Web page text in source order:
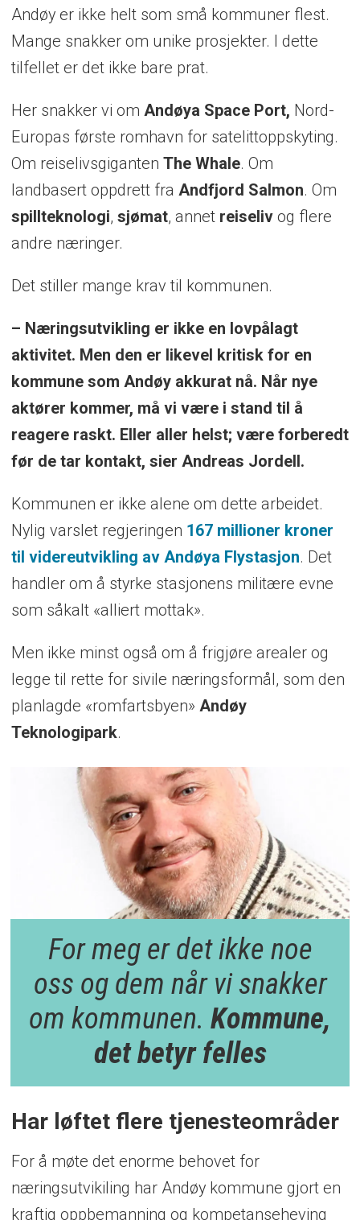
Andøy er ikke helt som små kommuner flest.
Mange snakker om unike prosjekter. I dette
tilfellet er det ikke bare prat.
Her snakker vi om Andøya Space Port, Nord-
Europas første romhavn for satelittoppskyting.
Om reiselivsgiganten The Whale. Om
landbasert oppdrett fra Andfjord Salmon. Om
spillteknologi, sjømat, annet reiselivog flere
andre næringer.
Det stiller mange krav til kommunen.
– Næringsutvikling er ikke en lovpålagt
aktivitet. Men den er likevel kritisk for en
kommune som Andøy akkurat nå. Når nye
aktører kommer, må vi være i stand til å
reagere raskt. Eller aller helst; være forberedt
før de tar kontakt, sier Andreas Jordell.
Kommunen er ikke alene om dette arbeidet.
Nylig varslet regjeringen 167 millioner kroner
til videreutvikling av Andøya Flystasjon. Det
handler om å styrke stasjonens militære evne
som såkalt «alliert mottak».
Men ikke minst også om å frigjøre arealer og
legge til rette for sivile næringsformål, som den
planlagde «romfartsbyen» Andøy
Teknologipark.
For meg er det ikke noe
oss og dem når vi snakker
om kommunen. Kommune,
det betyr felles
Har løftet flere tjenesteområder
For å møte det enorme behovet for
næringsutvikiling har Andøy kommune gjort en
kraftig oppbemanning og kompetanseheving